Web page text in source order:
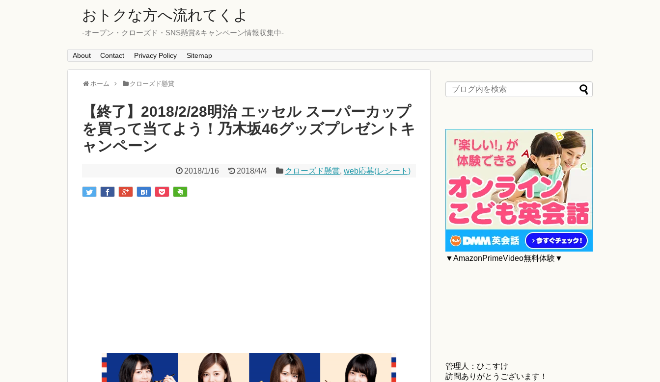
おトクな方へ流れてくよ
-オープン・クローズド・SNS懸賞&キャンペーン情報収集中-
About Contact Privacy Policy Sitemap
ホーム クローズド懸賞
【終了】2018/2/28明治 エッセル スーパーカップ
を買って当てよう！乃木坂46グッズプレゼントキ
ャンペーン
2018/1/16 2018/4/4 クローズド懸賞, web応募(レシート)
▼AmazonPrimeVideo無料体験▼
管理人：ひこすけ
訪問ありがとうございます！